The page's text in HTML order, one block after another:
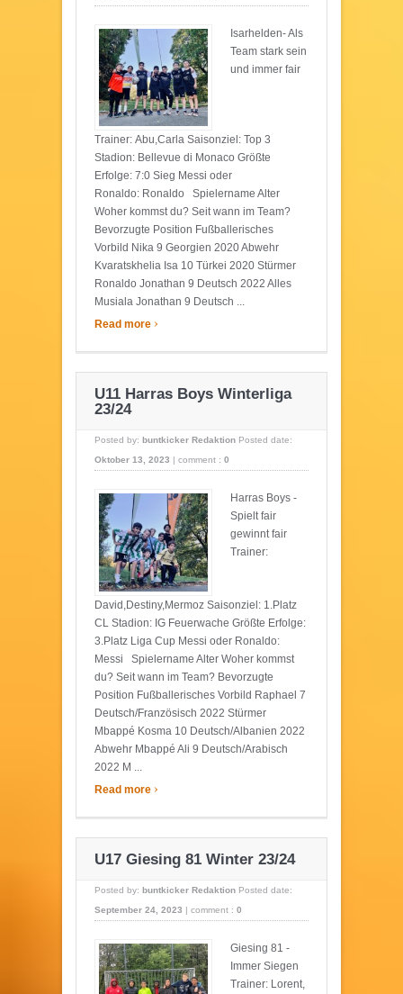
Isarhelden- Als
Team stark sein
und immer fair
Trainer: Abu,Carla Saisonziel: Top 3
Stadion: Bellevue di Monaco Größte
Erfolge: 7:0 Sieg Messi oder
Ronaldo: Ronaldo Spielername Alter
Woher kommst du? Seit wann im Team?
Bevorzugte Position Fußballerisches
Vorbild Nika 9 Georgien 2020 Abwehr
Kvaratskhelia Isa 10 Türkei 2020 Stürmer
Ronaldo Jonathan 9 Deutsch 2022 Alles
Musiala Jonathan 9 Deutsch ...
Read more ›
U11 Harras Boys Winterliga
23/24
Posted by: buntkicker Redaktion Posted date:
Oktober 13, 2023 | comment : 0
Harras Boys -
Spielt fair
gewinnt fair
Trainer:
David,Destiny,Mermoz Saisonziel: 1.Platz
CL Stadion: IG Feuerwache Größte Erfolge:
3.Platz Liga Cup Messi oder Ronaldo:
Messi Spielername Alter Woher kommst
du? Seit wann im Team? Bevorzugte
Position Fußballerisches Vorbild Raphael 7
Deutsch/Französisch 2022 Stürmer
Mbappé Kosma 10 Deutsch/Albanien 2022
Abwehr Mbappé Ali 9 Deutsch/Arabisch
2022 M ...
Read more ›
U17 Giesing 81 Winter 23/24
Posted by: buntkicker Redaktion Posted date:
September 24, 2023 | comment : 0
Giesing 81 -
Immer Siegen
Trainer: Lorent,